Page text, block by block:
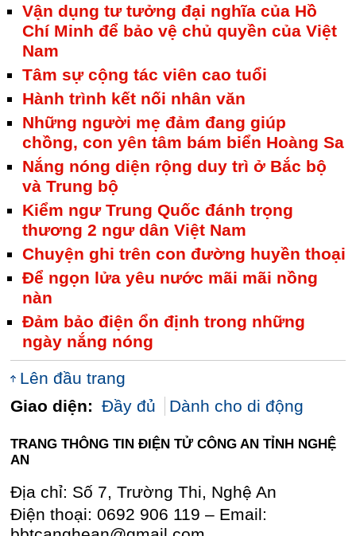
Vận dụng tư tưởng đại nghĩa của Hồ
Chí Minh để bảo vệ chủ quyền của Việt
Nam
Tâm sự cộng tác viên cao tuổi
Hành trình kết nối nhân văn
Những người mẹ đảm đang giúp
chồng, con yên tâm bám biển Hoàng Sa
Nắng nóng diện rộng duy trì ở Bắc bộ
và Trung bộ
Kiểm ngư Trung Quốc đánh trọng
thương 2 ngư dân Việt Nam
Chuyện ghi trên con đường huyền thoại
Để ngọn lửa yêu nước mãi mãi nồng
nàn
Đảm bảo điện ổn định trong những
ngày nắng nóng
Lên đầu trang
Giao diện: Đầy đủ Dành cho di động
TRANG THÔNG TIN ĐIỆN TỬ CÔNG AN TỈNH NGHỆ
AN
Địa chỉ: Số 7, Trường Thi, Nghệ An
Điện thoại: 0692 906 119 – Email: